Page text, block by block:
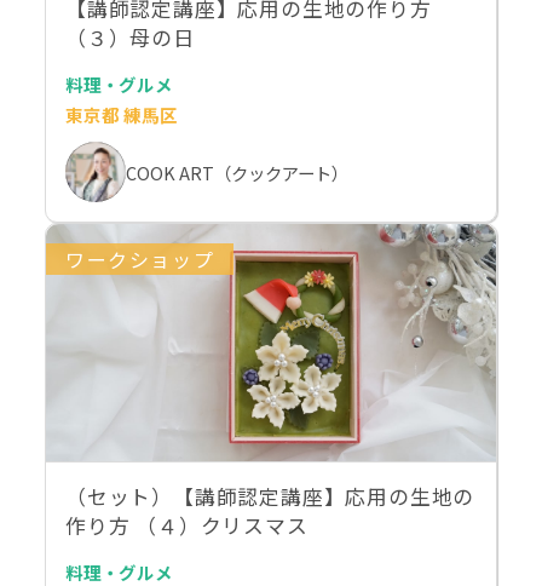
【講師認定講座】応用の生地の作り方
（３）母の日
料理・グルメ
東京都 練馬区
COOK ART（クックアート）
ワークショップ
（セット）【講師認定講座】応用の生地の
作り方 （４）クリスマス
料理・グルメ